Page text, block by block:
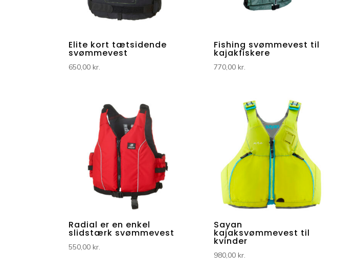
Elite kort tætsidende
svømmevest
650,00kr.
Fishing svømmevest til
kajakfiskere
770,00 kr.
Radial er en enkel
slidstærk svømmevest
550,00kr.
Sayan
kajaksvømmevest til
kvinder
980,00 kr.